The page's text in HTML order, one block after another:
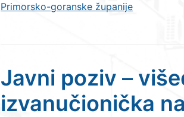
Primorsko-goranske županije
Javni poziv –
izvanučionička